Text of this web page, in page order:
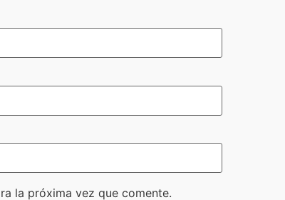
la próxima vez que comente.